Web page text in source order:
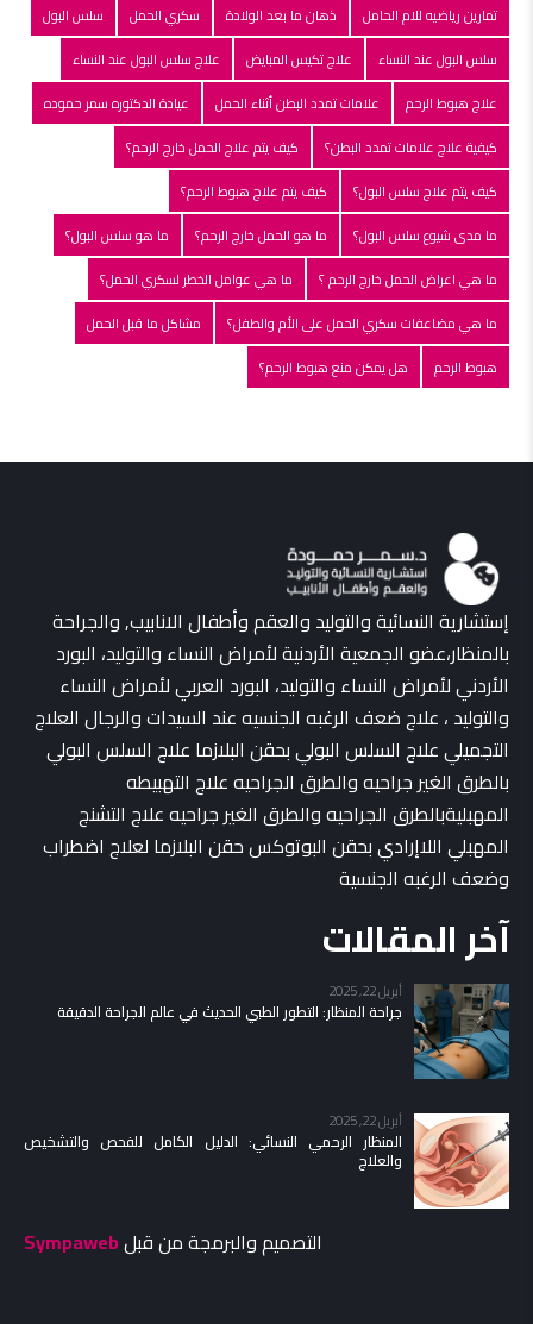
تمارين رياضيه للام الحامل
ذهان ما بعد الولادة سكري الحمل
سلس البول
سلس البول عند النساء
علاج تكيس المبايض
علاج سلس البول عند النساء
علاج هبوط الرحم
علامات تمدد البطن أثناء الحمل
عيادة الدكتوره سمر حموده
كيفية علاج علامات تمدد البطن؟
كيف يتم علاج الحمل خارج الرحم؟
كيف يتم علاج سلس البول؟
كيف يتم علاج هبوط الرحم؟
ما مدى شيوع سلس البول؟
ما هو الحمل خارج الرحم؟
ما هو سلس البول؟
ما هي اعراض الحمل خارج الرحم ؟
ما هي عوامل الخطر لسكري الحمل؟
ما هي مضاعفات سكري الحمل على الأم والطفل؟
مشاكل ما قبل الحمل
هبوط الرحم
هل يمكن منع هبوط الرحم؟
إستشارية النسائية والتوليد والعقم وأطفال الانابيب, والجراحة
بالمنظار،عضو الجمعية الأردنية لأمراض النساء والتوليد، البورد
الأردني لأمراض النساء والتوليد، البورد العربي لأمراض النساء
والتوليد ، علاج ضعف الرغبه الجنسيه عند السيدات والرجال العلاج
التجميلي علاج السلس البولي بحقن البلازما علاج السلس البولي
بالطرق الغير جراحيه والطرق الجراحيه علاج التهبيطه
المهبليةبالطرق الجراحيه والطرق الغير جراحيه علاج التشنج
المهبلي اللاإرادي بحقن البوتوكس حقن البلازما لعلاج اضطراب
وضعف الرغبه الجنسية
آخر المقالات
أبريل 22, 2025
جراحة المنظار: التطور الطبي الحديث في عالم الجراحة الدقيقة
أبريل 22, 2025
المنظار الرحمي النسائي: الدليل الكامل للفحص والتشخيص
والعلاج
التصميم والبرمجة من قبلSympaweb